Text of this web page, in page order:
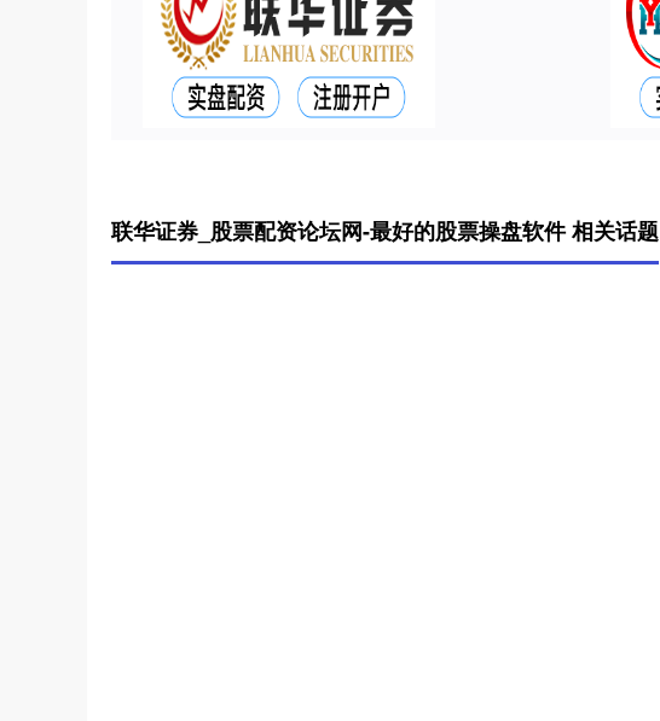
联华证券_股票配资论坛网-最好的股票操盘软件 相关话题